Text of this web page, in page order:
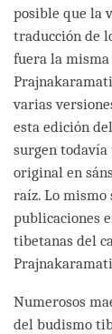
posible que la
traducción de
fuera la misma
varias
esta edición
surgen todavía
original en
raíz. Lo mismo
publicaciones
tibetanas del
Numerosos
del budismo